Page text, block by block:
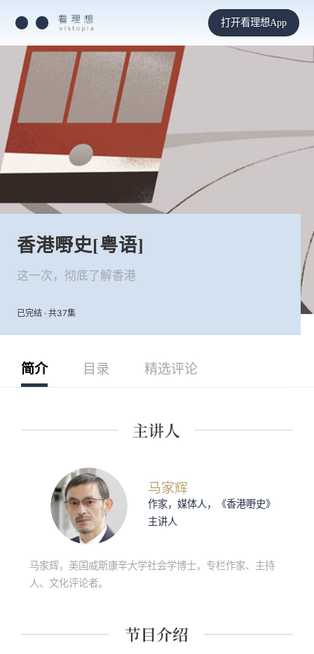
打开看理想App
香港嘢史[粤语]
这一次，彻底了解香港
已完结 · 共37集
简介 目录 精选评论
马家辉
作家，媒体人，《香港嘢史》
主讲人
马家辉，美国威斯康辛大学社会学博士，专栏作家、主持
人、文化评论者。